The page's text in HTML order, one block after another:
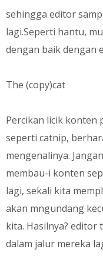
sehingga editor
lagi.Seperti hantu,
dengan baik dengan
The (copy)cat
Percikan licik konten
seperti catnip,
mengenalinya.
membau-i konten
lagi, sekali kita
akan mngundang
kita. Hasilnya?
dalam jalur mereka